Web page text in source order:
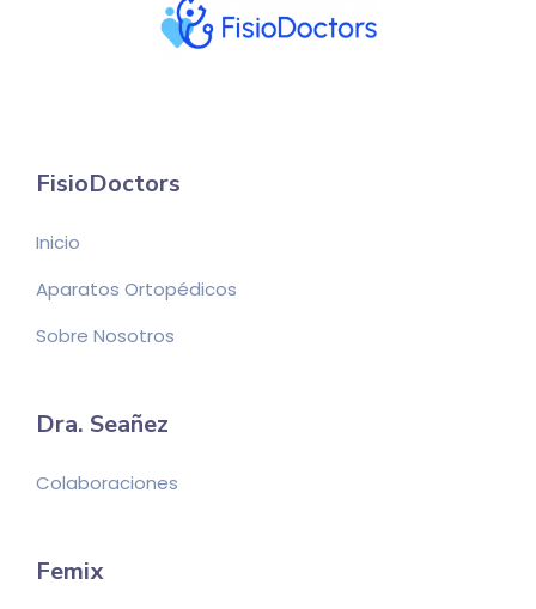
FisioDoctors
Inicio
Aparatos Ortopédicos
Sobre Nosotros
Dra. Seañez
Colaboraciones
Femix